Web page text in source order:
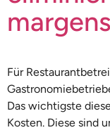
Für
Das wichtigste
Kosten. Diese sind